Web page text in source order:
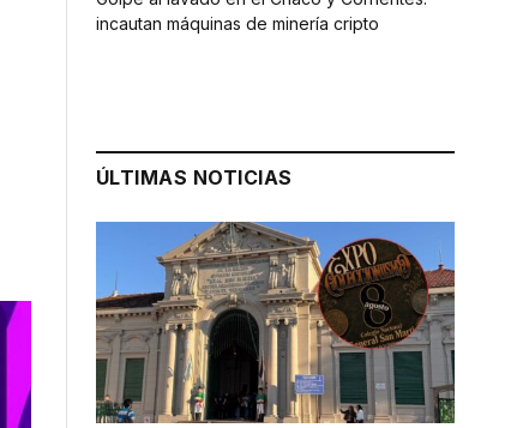
incautan máquinas de minería cripto
ÚLTIMAS NOTICIAS